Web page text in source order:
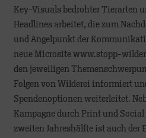
Key-Visuals bedrohter Tierarten
Headlines arbeitet, die zum
und Angelpunkt der
neue Microsite www.stopp-
den jeweiligen
Folgen von Wilderei informiert
Spendenoptionen weiterleitet.
Kampagne durch Print und
zweiten Jahreshälfte ist auch der